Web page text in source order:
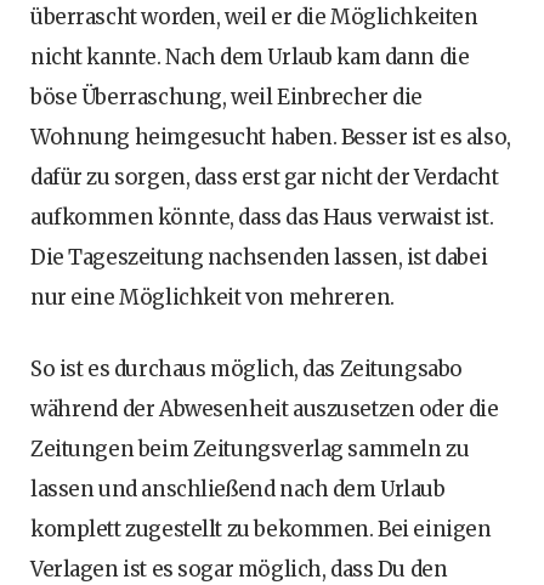
überrascht worden, weil er die Möglichkeiten
nicht kannte. Nach dem Urlaub kam dann die
böse Überraschung, weil Einbrecher die
Wohnung heimgesucht haben. Besser ist es also,
dafür zu sorgen, dass erst gar nicht der Verdacht
aufkommen könnte, dass das Haus verwaist ist.
Die Tageszeitung nachsenden lassen, ist dabei
nur eine Möglichkeit von mehreren.
So ist es durchaus möglich, das Zeitungsabo
während der Abwesenheit auszusetzen oder die
Zeitungen beim Zeitungsverlag sammeln zu
lassen und anschließend nach dem Urlaub
komplett zugestellt zu bekommen. Bei einigen
Verlagen ist es sogar möglich, dass Du den